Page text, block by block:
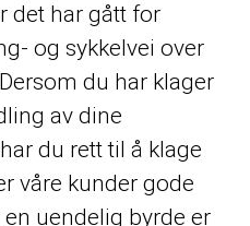
det har gått for
og sykkelvei over
du har klager
av dine
du rett til å klage
våre kunder gode
uendelig byrde er